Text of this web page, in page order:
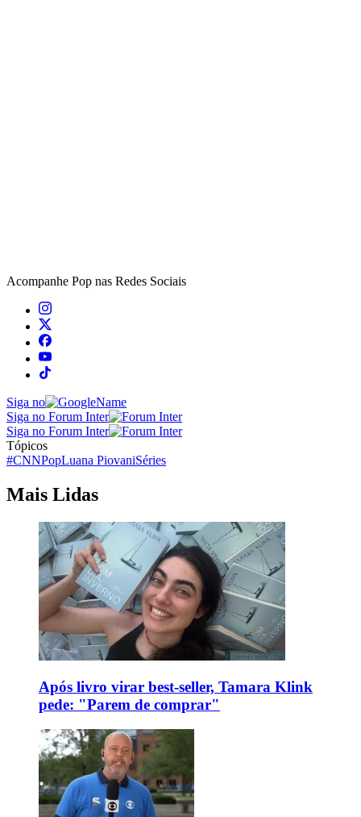
Acompanhe Pop nas Redes Sociais
Siga no
Siga no Forum Inter
Siga no Forum Inter
Tópicos
#CNNPopLuana PiovaniSéries
Mais Lidas
Após livro virar best-seller, Tamara Klink
pede: "Parem de comprar"